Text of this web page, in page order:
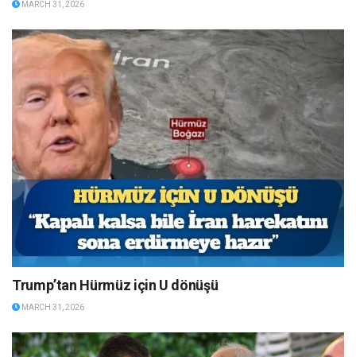
MARCH 31, 2026
Trump’tan Hürmüz için U dönüşü
MARCH 31, 2026